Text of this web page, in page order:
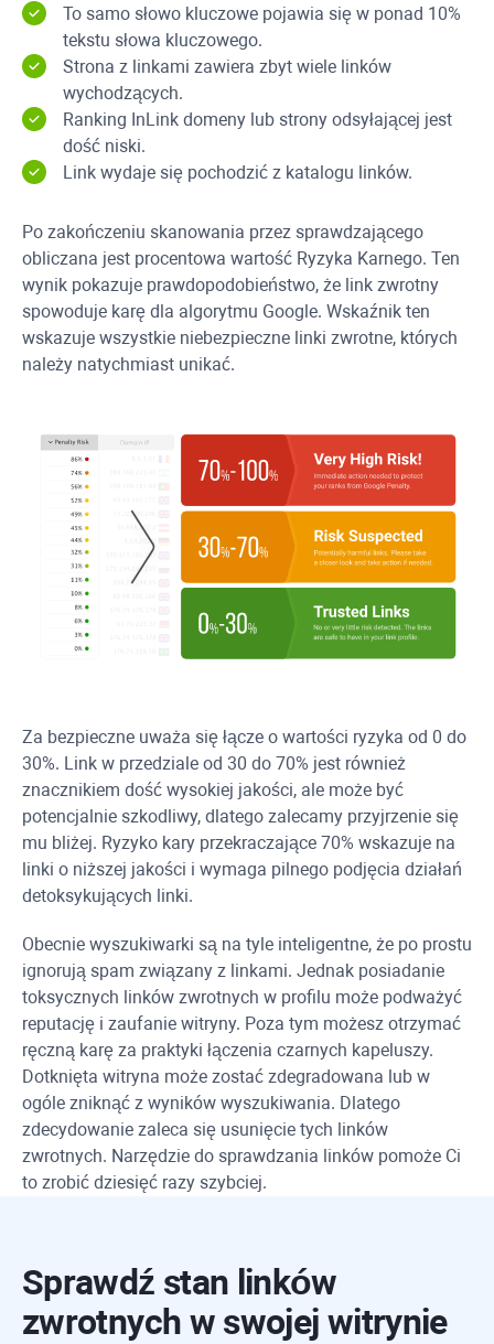
To samo słowo kluczowe pojawia się w ponad 10%
tekstu słowa kluczowego.
Strona z linkami zawiera zbyt wiele linków
wychodzących.
Ranking InLink domeny lub strony odsyłającej jest
dość niski.
Link wydaje się pochodzić z katalogu linków.
Po zakończeniu skanowania przez sprawdzającego
obliczana jest procentowa wartość Ryzyka Karnego. Ten
wynik pokazuje prawdopodobieństwo, że link zwrotny
spowoduje karę dla algorytmu Google. Wskaźnik ten
wskazuje wszystkie niebezpieczne linki zwrotne, których
należy natychmiast unikać.
Za bezpieczne uważa się łącze o wartości ryzyka od 0 do
30%. Link w przedziale od 30 do 70% jest również
znacznikiem dość wysokiej jakości, ale może być
potencjalnie szkodliwy, dlatego zalecamy przyjrzenie się
mu bliżej. Ryzyko kary przekraczające 70% wskazuje na
linki o niższej jakości i wymaga pilnego podjęcia działań
detoksykujących linki.
Obecnie wyszukiwarki są na tyle inteligentne, że po prostu
ignorują spam związany z linkami. Jednak posiadanie
toksycznych linków zwrotnych w profilu może podważyć
reputację i zaufanie witryny. Poza tym możesz otrzymać
ręczną karę za praktyki łączenia czarnych kapeluszy.
Dotknięta witryna może zostać zdegradowana lub w
ogóle zniknąć z wyników wyszukiwania. Dlatego
zdecydowanie zaleca się usunięcie tych linków
zwrotnych. Narzędzie do sprawdzania linków pomoże Ci
to zrobić dziesięć razy szybciej.
Sprawdź stan linków
zwrotnych w swojej witrynie